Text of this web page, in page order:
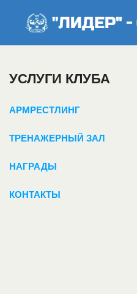
УСЛУГИ КЛУБА
АРМРЕСТЛИНГ
ТРЕНАЖЕРНЫЙ ЗАЛ
НАГРАДЫ
КОНТАКТЫ